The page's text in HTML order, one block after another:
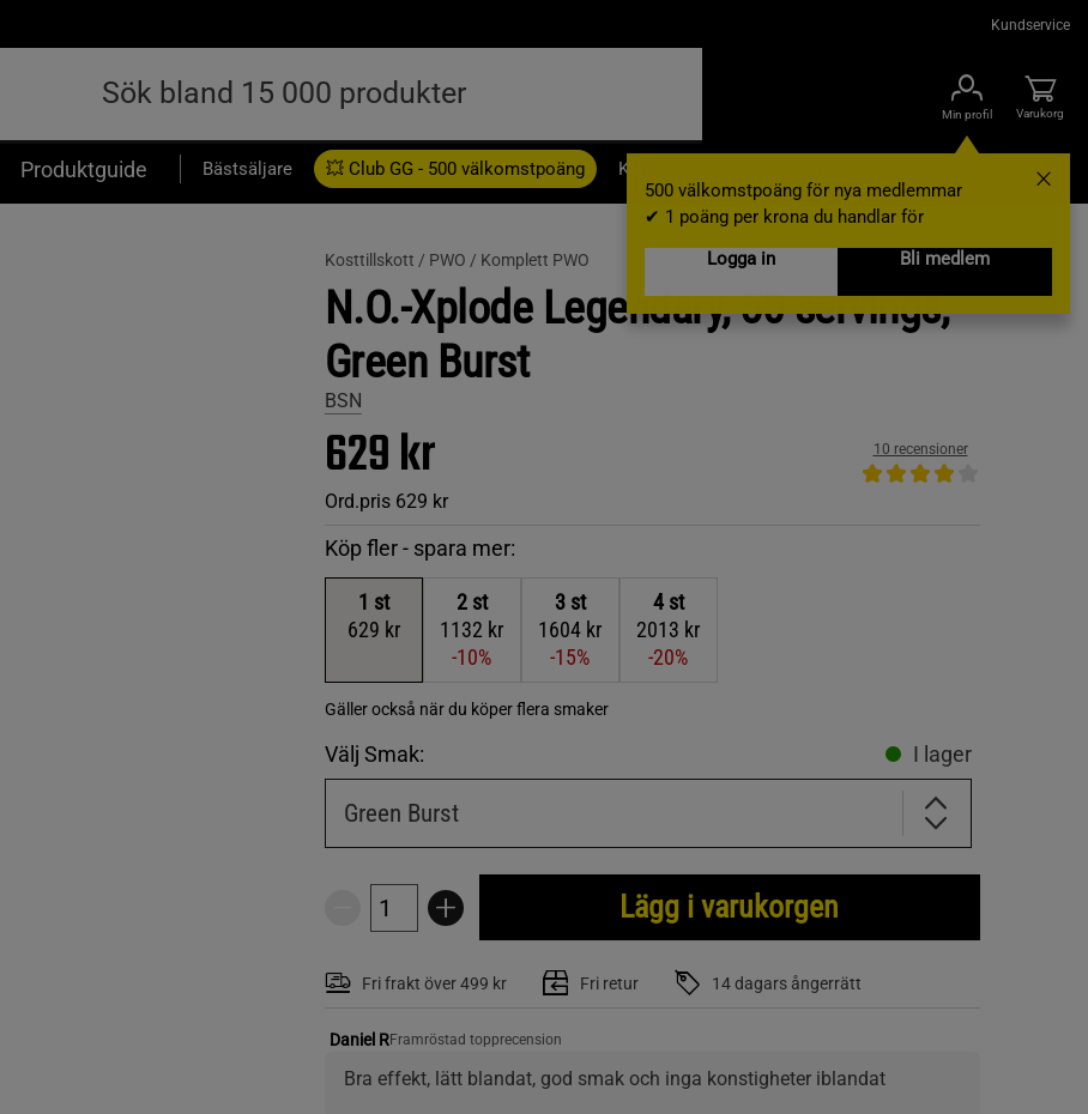
Kundservice
Min profil
500 välkomstpoäng för nya medlemmar
✔ 1 poäng per krona du handlar för
Logga in
Bli medlem
Varukorg
Produktguide Bästsäljare 💥 Club GG - 500 välkomstpoäng Kampanjer
Kosttillskott / PWO / Komplett PWO
N.O.-Xplode Legendary, 50 servings,
Green Burst
BSN
629 kr
Ord.pris 629 kr
10 recensioner
Köp fler - spara mer:
1 st
629 kr
2st
1132 kr
-10%
3st
1604 kr
-15%
4st
2013 kr
-20%
Gäller också när du köper flera smaker
Välj Smak: I lager
Green Burst
Lägg i varukorgen
Fri frakt över 499 kr Fri retur 14 dagars ångerrätt
Daniel RFramröstad topprecension
Bra effekt, lätt blandat, god smak och inga konstigheter iblandat